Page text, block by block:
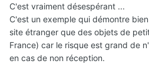
C'est vraiment désespérant ...
C'est un exemple qui démontre
site étranger que des objets de
France) car le risque est grand de
en cas de non réception.